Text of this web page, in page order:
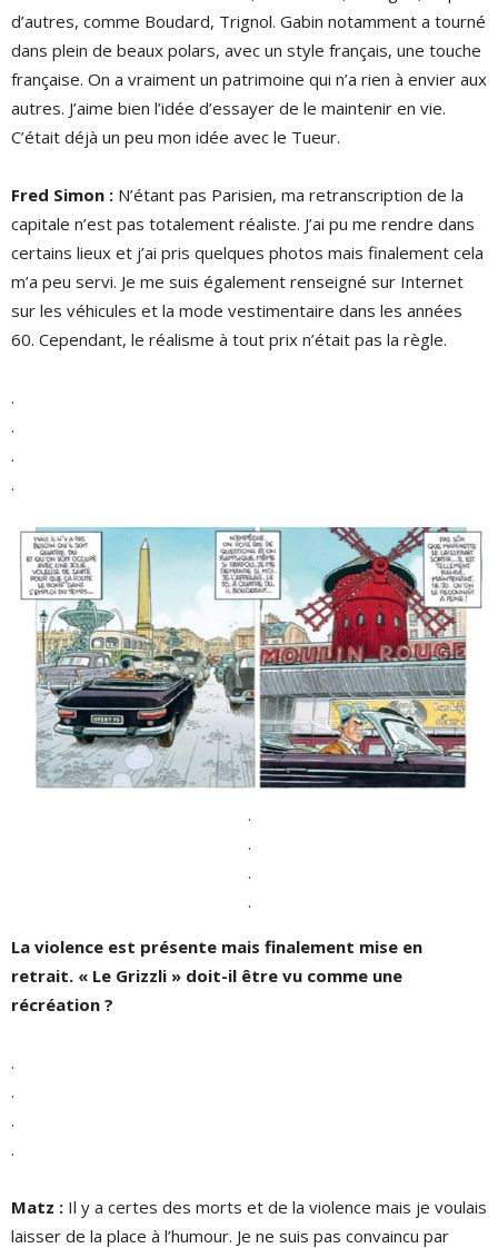
d’autres, comme Boudard, Trignol. Gabin notamment a tourné
dans plein de beaux polars, avec un style français, une touche
française. On a vraiment un patrimoine qui n’a rien à envier aux
autres. J’aime bien l’idée d’essayer de le maintenir en vie.
C’était déjà un peu mon idée avec le Tueur.
Fred Simon : N’étant pas Parisien, ma retranscription de la
capitale n’est pas totalement réaliste. J’ai pu me rendre dans
certains lieux et j’ai pris quelques photos mais finalement cela
m’a peu servi. Je me suis également renseigné sur Internet
sur les véhicules et la mode vestimentaire dans les années
60. Cependant, le réalisme à tout prix n’était pas la règle.
.
.
.
.
.
.
.
.
La violence est présente mais finalement mise en
retrait. « Le Grizzli » doit-il être vu comme une
récréation ?
.
.
.
.
Matz : Il y a certes des morts et de la violence mais je voulais
laisser de la place à l’humour. Je ne suis pas convaincu par